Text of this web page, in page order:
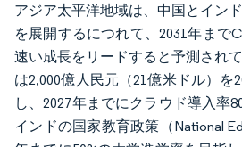
アジア太平洋地域は、中国とイン
を展開するにつれて、2031年まで
速い成長をリードすると予測され
は2,000億人民元（21億米ドル）を
し、2027年までにクラウド導入率
インドの国家教育政策（National